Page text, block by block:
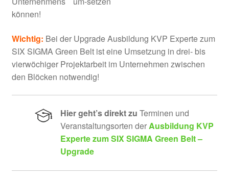
Belt zu LEAN GB oder LEAN BB
DoE – Design of Experiments
LEAN & 5S Methode
Statistik
öffnen
Kostenloser E-Learning Kurs
Arbeitsanweisungen erstellen
können!
Wichtig: Bei der Upgrade Ausbildung KVP Experte zum
SIX SIGMA Green Belt ist eine Umsetzung in drei- bis
vierwöchiger Projektarbeit im Unternehmen zwischen
den Blöcken notwendig!
Hier geht’s direkt zu Terminen und
Veranstaltungsorten derAusbildung KVP
Experte zum SIX SIGMA Green Belt –
Upgrade